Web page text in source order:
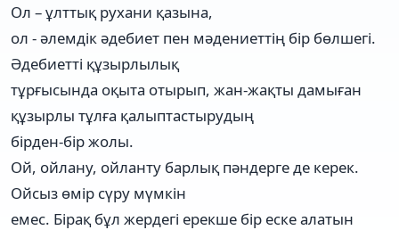
Ол – ұлттық рухани қазына,
ол - әлемдік әдебиет пен мәдениеттің бір бөлшегі.
Әдебиетті құзырлылық
тұрғысында оқыта отырып, жан-жақты дамыған
құзырлы тұлға қалыптастырудың
бірден-бір жолы.
Ой, ойлану, ойланту барлық пәндерге де керек.
Ойсыз өмір сүру мүмкін
емес. Бірақ бұл жердегі ерекше бір еске алатын